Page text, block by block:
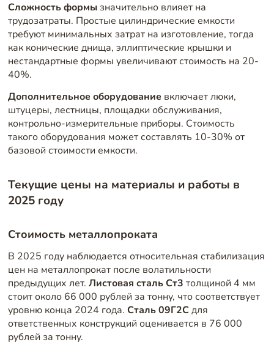
Сложность формызначительно влияет на
трудозатраты. Простые цилиндрические емкости
требуют минимальных затрат на изготовление, тогда
как конические днища, эллиптические крышки и
нестандартные формы увеличивают стоимость на 20-
40%.
Дополнительное оборудованиевключает люки,
штуцеры, лестницы, площадки обслуживания,
контрольно-измерительные приборы. Стоимость
такого оборудования может составлять 10-30% от
базовой стоимости емкости.
Текущие цены на материалы и работы в
2025 году
Стоимость металлопроката
В 2025 году наблюдается относительная стабилизация
цен на металлопрокат после волатильности
предыдущих лет. Листовая сталь Ст3 толщиной 4 мм
стоит около 66 000 рублей за тонну, что соответствует
уровню конца 2024 года. Сталь 09Г2Сдля
ответственных конструкций оценивается в 76 000
рублей за тонну.